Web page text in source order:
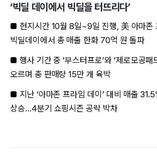
‘빅딜 데이에서 빅딜을 터뜨리다’
■ 현지시간 10월 8일~9일 진행, 美 아마존
빅딜데이에서 총 매출 한화 70억 원 돌파
■ 행사 기간 중 ‘부스터프로’와 ‘제로모공패
오르며 총 판매량 15만 개 육박
■ 지난 ‘아마존 프라임 데이’ 대비 매출
상승…4분기 쇼핑시즌 공략 박차